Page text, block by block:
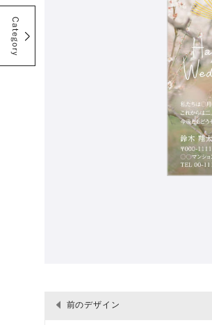
前のデザイン